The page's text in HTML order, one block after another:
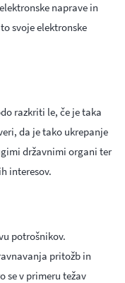
naprave in
svoje elektronske
razkriti le, če je taka
da je tako ukrepanje
državnimi organi ter
interesov.
potrošnikov.
pritožb in
se v primeru težav